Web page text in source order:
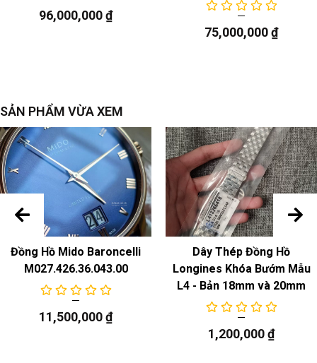
: Khóa chốt bằng thép không gỉ
96,000,000₫
75,000,000₫
SẢN PHẨM VỪA XEM
Đồng Hồ Mido Baroncelli
M027.426.36.043.00
11,500,000₫
Dây Thép Đồng Hồ
Longines Khóa Bướm Mẫu
L4 - Bản 18mm và 20mm
1,200,000₫